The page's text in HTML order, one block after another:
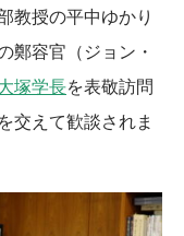
教授の平中ゆかり
鄭容官（ジョン・
塚学長を表敬訪問
を交えて歓談されま